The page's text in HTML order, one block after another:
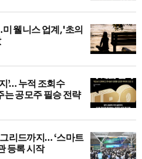
웰니스 업계, '초의
’… 누적 조회수
공모주 필승 전략
리드까지… ‘스마트
등록 시작